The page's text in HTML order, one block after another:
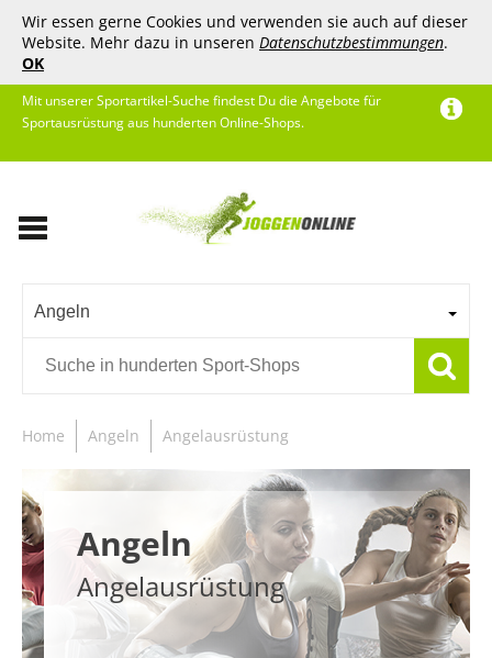
Wir essen gerne Cookies und verwenden sie auch auf dieser
Website. Mehr dazu in unseren Datenschutzbestimmungen.
OK
Mit unserer Sportartikel-Suche findest Du die Angebote für
Sportausrüstung aus hunderten Online-Shops.
Angeln
Home Angeln Angelausrüstung
Angeln
Angelausrüstung